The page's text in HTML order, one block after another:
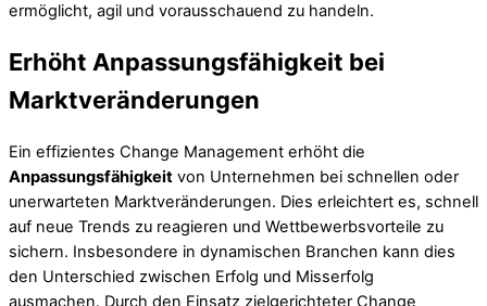
ermöglicht, agil und vorausschauend zu handeln.
Erhöht Anpassungsfähigkeit bei
Marktveränderungen
Ein effizientes Change Management erhöht die
Anpassungsfähigkeit von Unternehmen bei schnellen oder
unerwarteten Marktveränderungen. Dies erleichtert es, schnell
auf neue Trends zu reagieren und Wettbewerbsvorteile zu
sichern. Insbesondere in dynamischen Branchen kann dies
den Unterschied zwischen Erfolg und Misserfolg
ausmachen. Durch den Einsatz zielgerichteter Change